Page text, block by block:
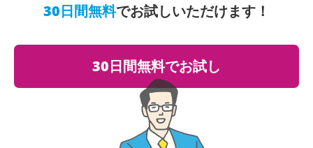
30日間無料でお試しいただけます！
30日間無料でお試し